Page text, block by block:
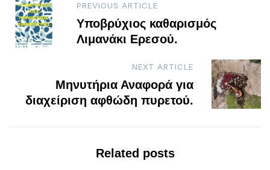
Post
navigation
PREVIOUS ARTICLE
Υποβρύχιος καθαρισμός
Λιμανάκι Ερεσού.
NEXT ARTICLE
Μηνυτήρια Αναφορά για
διαχείριση αφθώδη πυρετού.
Related posts